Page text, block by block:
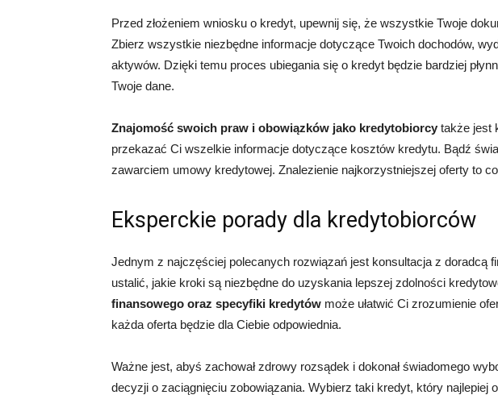
Przed złożeniem wniosku o kredyt, upewnij się, że wszystkie Twoje
Zbierz wszystkie niezbędne informacje dotyczące Twoich dochodów,
aktywów. Dzięki temu proces ubiegania się o kredyt będzie bardziej
Twoje dane.
Znajomość swoich praw i obowiązków jako kredytobiorcy także jest
przekazać Ci wszelkie informacje dotyczące kosztów kredytu. Bądź
zawarciem umowy kredytowej. Znalezienie najkorzystniejszej oferty to
Eksperckie porady dla kredytobiorców
Jednym z najczęściej polecanych rozwiązań jest konsultacja z doradcą
ustalić, jakie kroki są niezbędne do uzyskania lepszej zdolności
finansowego oraz specyfiki kredytów może ułatwić Ci zrozumienie
każda oferta będzie dla Ciebie odpowiednia.
Ważne jest, abyś zachował zdrowy rozsądek i dokonał świadomego
decyzji o zaciągnięciu zobowiązania. Wybierz taki kredyt, który najlepiej